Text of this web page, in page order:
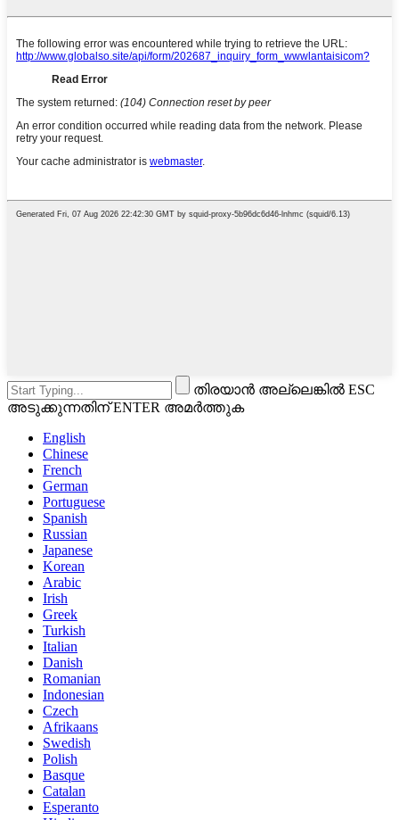
തിരയാൻ അല്ലെങ്കിൽ ESC
അടുക്കുന്നതിന് ENTER അമർത്തുക
English
Chinese
French
German
Portuguese
Spanish
Russian
Japanese
Korean
Arabic
Irish
Greek
Turkish
Italian
Danish
Romanian
Indonesian
Czech
Afrikaans
Swedish
Polish
Basque
Catalan
Esperanto